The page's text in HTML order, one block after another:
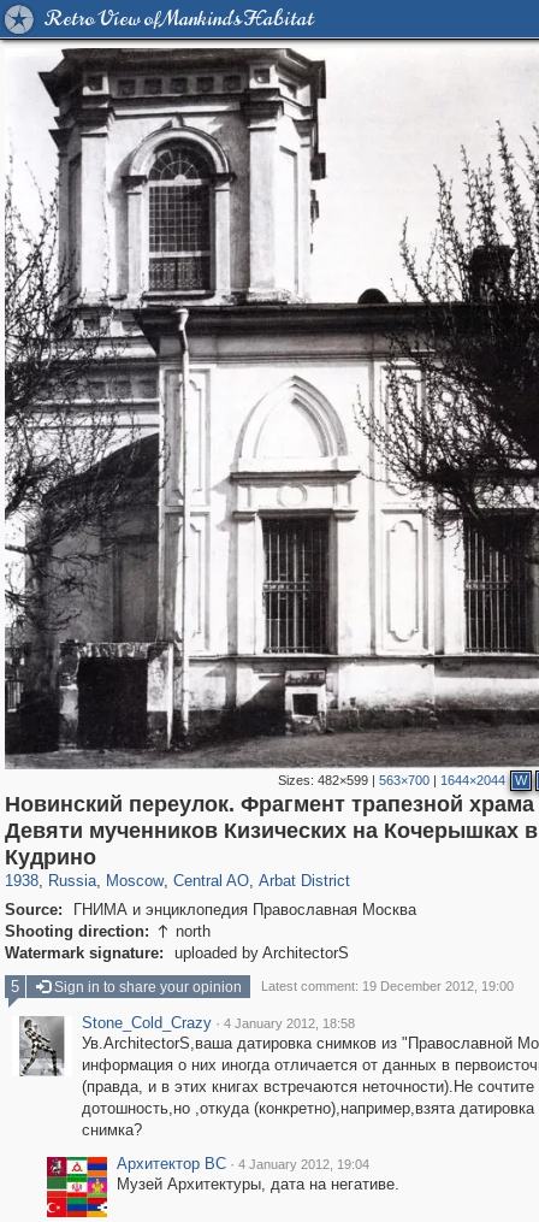
Retro View of Mankind's Habitat
Sizes:482×599 |563×700 | 1644×2044 W
Новинский переулок. Фрагмент трапезной храма
Девяти мученников Кизических на Кочерышках в
Кудрино
1938, Russia
1,407,292
, Moscow
319,879
, Central AO, Arbat District
Source:
ГНИМА и энциклопедия Православная Москва
Shooting direction:  north
Watermark signature:
uploaded by ArchitectorS
5
Sign in to share your opinion Latest comment: 19 December 2012, 19:00
Stone_Cold_Crazy · 4 January 2012, 18:58
Ув.ArchitectorS,ваша датировка снимков из "Православной
информация о них иногда отличается от данных в
(правда, и в этих книгах встречаются неточности).Не сочтите
дотошность,но ,откуда (конкретно),например,взята датировка
снимка?
Архитектор ВС · 4 January 2012, 19:04
Музей Архитектуры, дата на негативе.